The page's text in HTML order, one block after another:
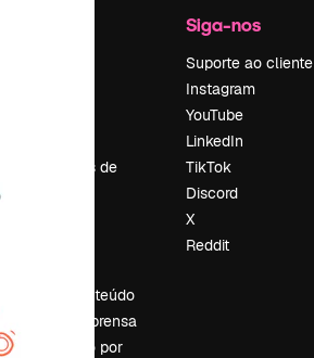
Tendências de
Vender conteúdo
Sala de imprensa
Procurando por
Siga-nos
Suporte ao cliente
Instagram
YouTube
LinkedIn
TikTok
Discord
X
Reddit